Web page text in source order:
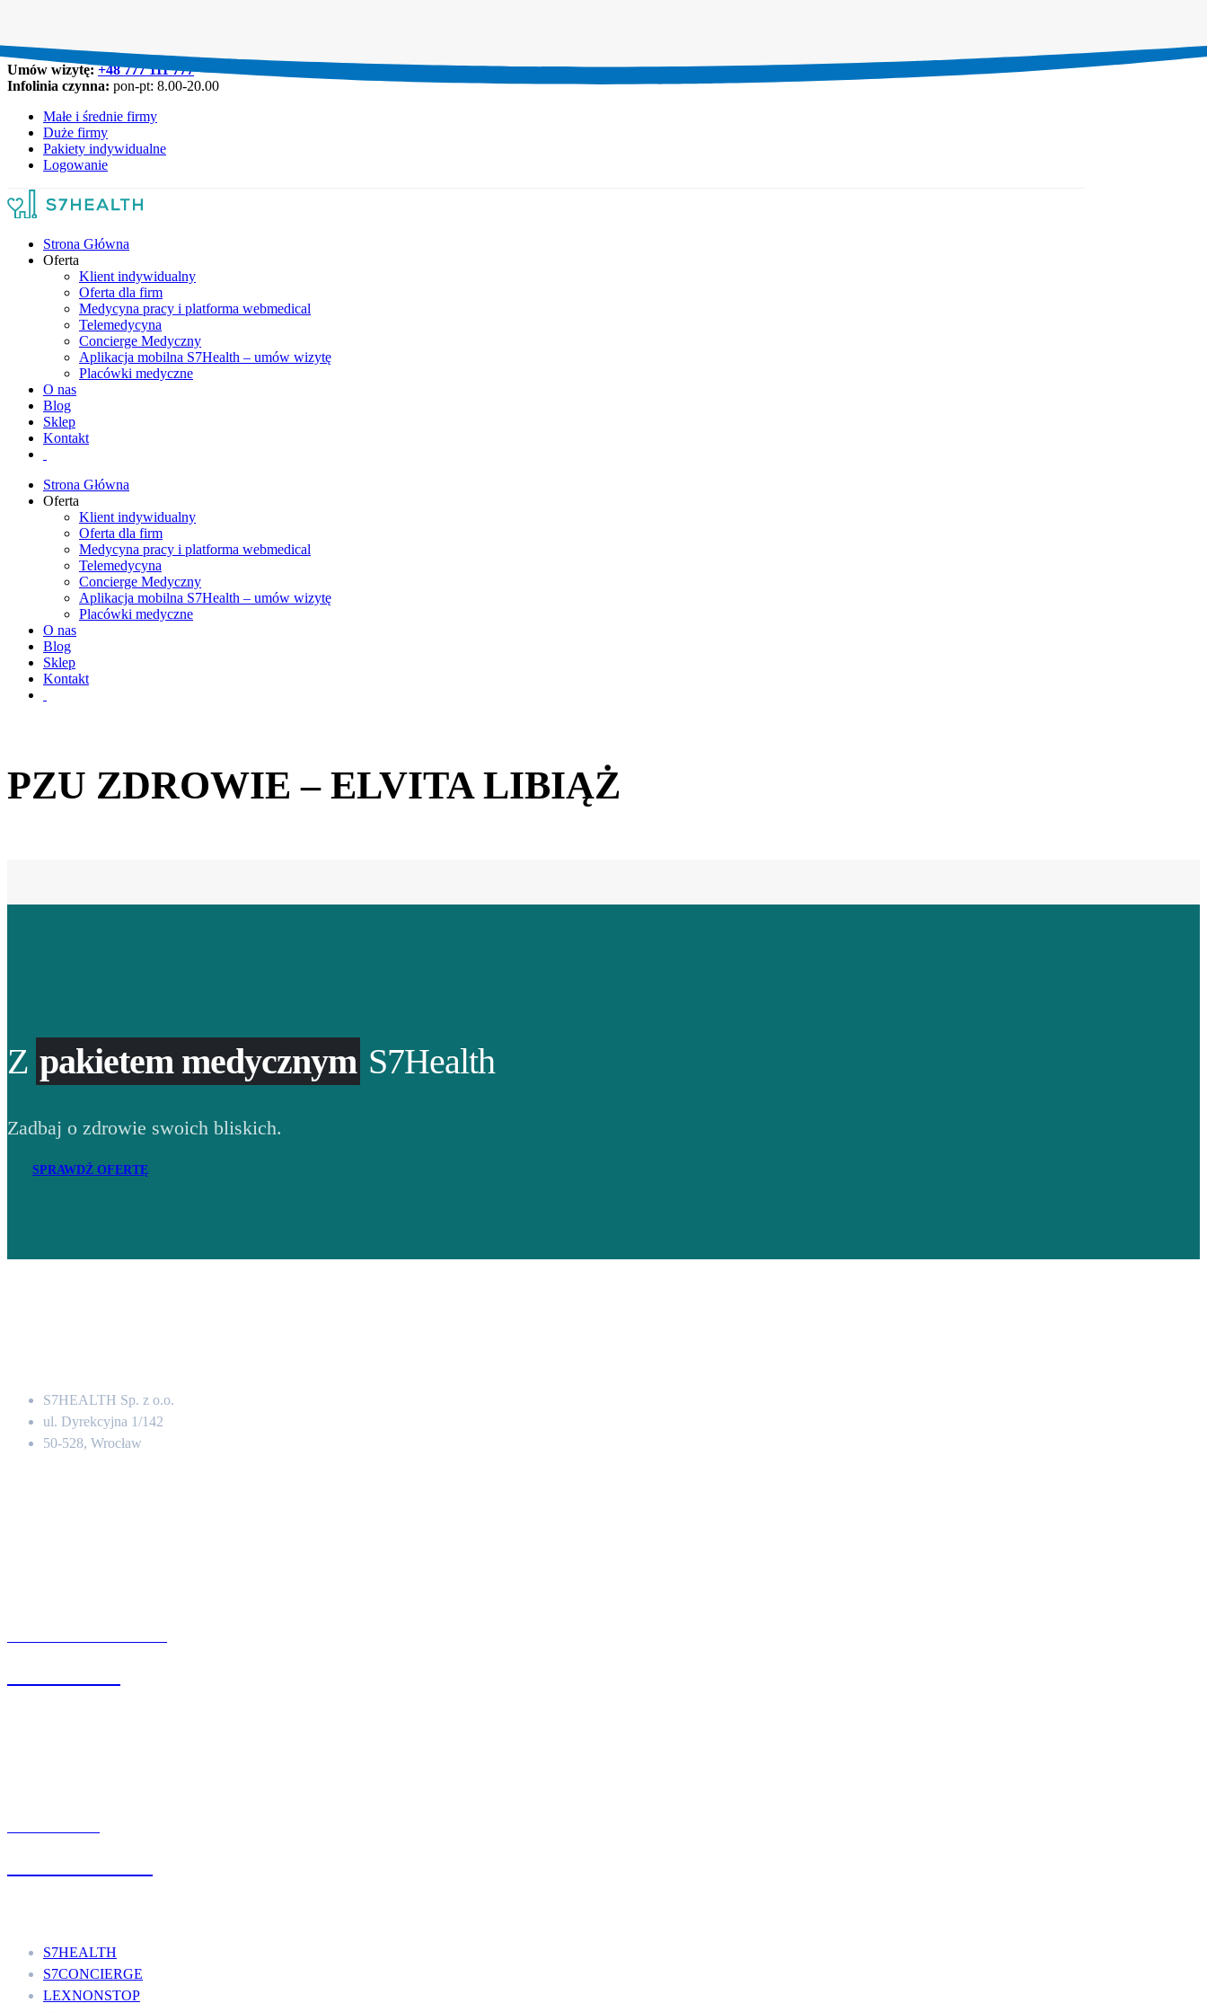
Umów wizytę:+48 777 111 777
Infolinia czynna: pon-pt: 8.00-20.00
Małe i średnie firmy
Duże firmy
Pakiety indywidualne
Logowanie
Strona Główna
Oferta
Klient indywidualny
Oferta dla firm
Medycyna pracy i platforma webmedical
Telemedycyna
Concierge Medyczny
Aplikacja mobilna S7Health – umów wizytę
Placówki medyczne
O nas
Blog
Sklep
Kontakt
Strona Główna
Oferta
Klient indywidualny
Oferta dla firm
Medycyna pracy i platforma webmedical
Telemedycyna
Concierge Medyczny
Aplikacja mobilna S7Health – umów wizytę
Placówki medyczne
O nas
Blog
Sklep
Kontakt
PZU ZDROWIE – ELVITA LIBIĄŻ
Z pakietem medycznym S7Health
Zadbaj o zdrowie swoich bliskich.
SPRAWDŹ OFERTĘ
S7HEALTH Sp. z o.o.
ul. Dyrekcyjna 1/142
50-528, Wrocław
S7HEALTH
S7CONCIERGE
LEXNONSTOP